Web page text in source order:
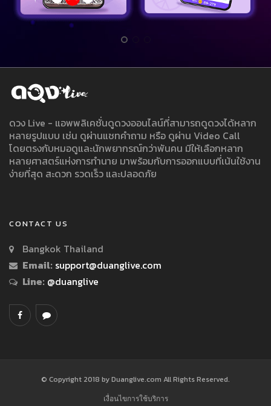
ดวง Live - แอพพลิเคชั่นดูดวงออนไลน์ที่สามารถดูดวงได้หลาก
หลายรูปแบบ เช่น ดูผ่านแชทคำถาม หรือ ดูผ่าน Video Call
โดยตรงกับหมอดูและนักพยากรณ์กว่าพันคน มีให้เลือกหลาก
หลายศาสตร์แห่งการทำนาย มาพร้อมกับการออกแบบที่เน้นใช้งาน
ง่ายที่สุด สะดวก รวดเร็ว และปลอดภัย
CONTACT US
Bangkok Thailand
Email: support@duanglive.com
Line: @duanglive
© Copyright 2018 by Duanglive.com All Rights Reserved.
เงื่อนไขการใช้บริการ